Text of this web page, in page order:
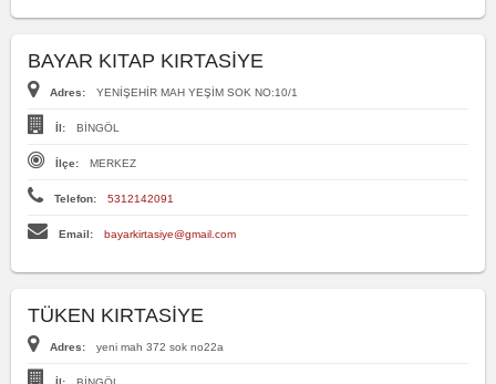
BAYAR KITAP KIRTASİYE
Adres: YENİŞEHİR MAH YEŞİM SOK NO:10/1
İl: BİNGÖL
İlçe: MERKEZ
Telefon: 5312142091
Email: bayarkirtasiye@gmail.com
TÜKEN KIRTASİYE
Adres: yeni mah 372 sok no22a